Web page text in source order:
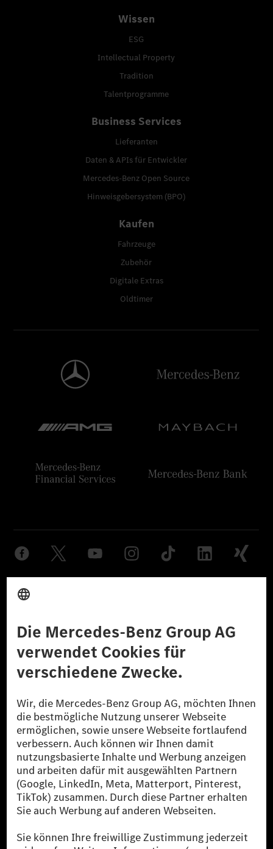
Wissen
ESG
Intellectual Property
Tradition
Talentprogramme
Business Services
Lieferanten
Daten & APIs für Entwickler
Mercedes-Benz Open Source
Hinweisgebersystem (BPO)
Kaufen
Fahrzeuge
Zubehör
Digitale Extras
Oldtimer
© 2026 Mercedes-Benz Group AG. Alle Rechte vorbehalten.
reduzierte CO₂-Emissionen bei der Mercedes-Benz Group durch
zertifizierte Ausgleichsprojekte kompensiert werden.
[2] Renewable Charging ist ein integraler Bestandteil von MB.CHARGE
Public in Europa, den USA, Kanada und China. Sofern an der jeweiligen
Ladestation noch kein Strom aus erneuerbaren Energien vorliegt,
verwendet Renewable Charging Grünstromzertifikate*. Diese stellen
sicher, dass für Ladevorgänge über MB.CHARGE Public eine äquivalente
Strommenge aus erneuerbaren Energien ins Stromnetz eingespeist wird.
Sie stammen ausschließlich aus Wind- und Solarkraftanlagen, die jünger
als sechs Jahre sind.
* Inkl. EKOenergy Ökolabel
* Die angegebenen Werte wurden nach dem vorgeschriebenen
Messverfahren WLTP (Worldwide harmonised Light vehicles Test